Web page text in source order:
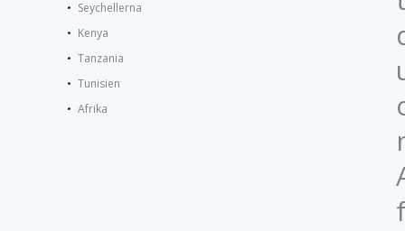
Seychellerna
Kenya
Tanzania
Tunisien
Afrika
f